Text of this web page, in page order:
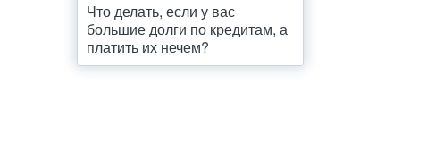
Что делать, если у вас
большие долги по кредитам, а
платить их нечем?